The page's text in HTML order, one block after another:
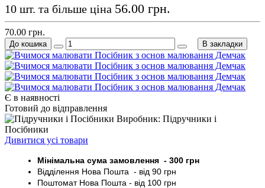
Є в наявності
Готовий до відправлення
Виробник: Підручники і
Посібники
Дивитися усі товари
Мінімальна сума замовлення - 300 грн
Відділення Нова Пошта - від 90 грн
ПоштоматНова Пошта - від 100 грн
10 шт. та більше ціна 56.00 грн.
70.00 грн.
До кошика В закладки